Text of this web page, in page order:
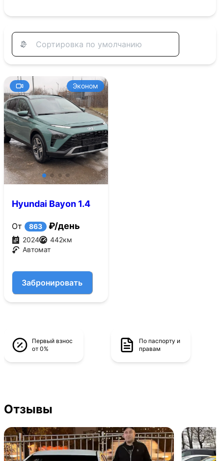
Эконом
Hyundai Bayon 1.4
От 863 ₽/день
2024 442км
Автомат
Забронировать
Первый взнос
от 0%
По паспорту и
правам
Отзывы